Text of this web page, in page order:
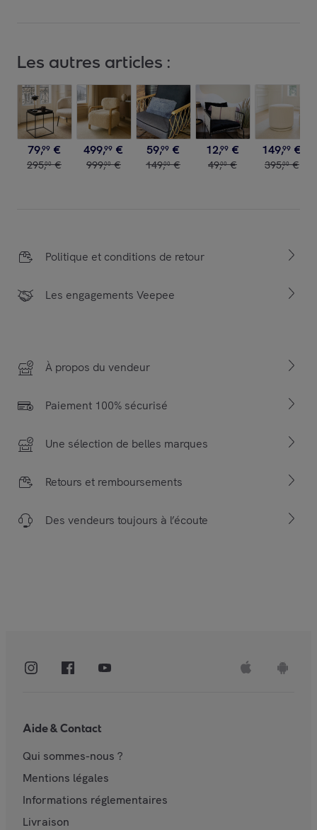
Les autres articles :
79,99 €
295,00 €
499,99 €
999,00 €
59,99 €
149,00 €
12,99 €
49,00 €
149,99 €
395,00 €
Politique et conditions de retour
Les engagements Veepee
À propos du vendeur
Paiement 100% sécurisé
Une sélection de belles marques
Retours et remboursements
Des vendeurs toujours à l’écoute
Aide & Contact
Qui sommes-nous ?
Mentions légales
Informations réglementaires
Livraison